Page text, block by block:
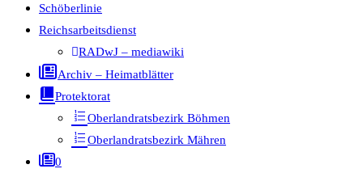
Schöberlinie
Reichsarbeitsdienst
RADwJ – mediawiki
Archiv – Heimatblätter
Protektorat
Oberlandratsbezirk Böhmen
Oberlandratsbezirk Mähren
0